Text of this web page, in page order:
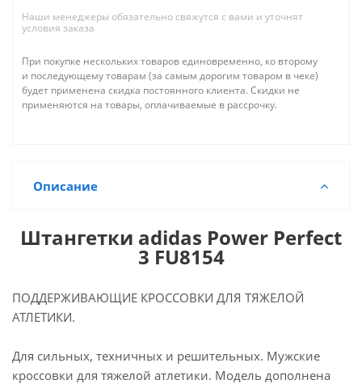
Наши менеджеры обязательно свяжутся с вами и уточнят
условия заказа
При покупке нескольких товаров единовременно, ко второму
и последующему товарам (за самым дорогим товаром в чеке)
будет применена скидка постоянного клиента. Скидки не
применяются на товары, оплачиваемые в рассрочку.
Описание
Штангетки adidas Power Perfect
3 FU8154
ПОДДЕРЖИВАЮЩИЕ КРОССОВКИ ДЛЯ ТЯЖЕЛОЙ
АТЛЕТИКИ.
Для сильных, техничных и решительных. Мужские
кроссовки для тяжелой атлетики. Модель дополнена